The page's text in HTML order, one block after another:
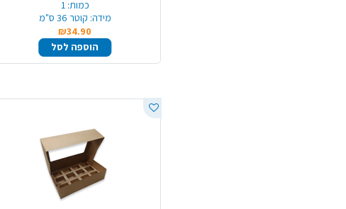
כמות: 1
מידה: קוטר 36 ס"מ
₪34.90
הוספה לסל